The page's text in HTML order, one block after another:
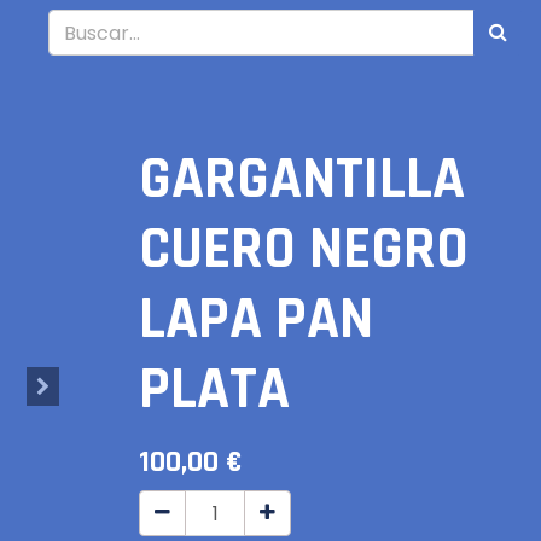
GARGANTILLA
CUERO NEGRO
LAPA PAN
PLATA
100,00 €